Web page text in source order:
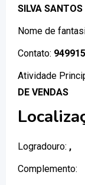
SILVA SANTOS
Nome de
Contato:
Atividade
DE VENDAS
Logradouro: ,
Complemento: